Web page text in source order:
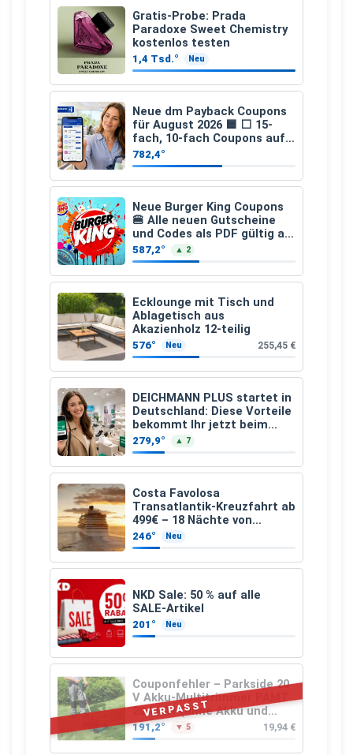
Gratis-Probe: Prada
Paradoxe Sweet Chemistry
kostenlos testen
1,4 Tsd.° Neu
Neue dm Payback Coupons
für August 2026 🟦 ⬜ 15-
fach, 10-fach Coupons auf
den gesamten Einkauf ab 2
€
782,4°
Neue Burger King Coupons
🍔 Alle neuen Gutscheine
und Codes als PDF gültig ab
25.07.2026 bis 04.09.2026
587,2° ▲ 2
Ecklounge mit Tisch und
Ablagetisch aus
Akazienholz 12-teilig
576° Neu 255,45 €
DEICHMANN PLUS startet in
Deutschland: Diese Vorteile
bekommt Ihr jetzt beim
Schuhkauf
279,9° ▲ 7
Costa Favolosa
Transatlantik-Kreuzfahrt ab
499€ – 18 Nächte von
Hamburg nach Guadeloupe
246° Neu
NKD Sale: 50 % auf alle
SALE-Artikel
201° Neu
VERPASST
Couponfehler – Parkside 20
V Akku-Multitrimmer PAMT
20-Li A1 (ohne Akku und
Ladegerät)
191,2° ▼ 5 19,94 €